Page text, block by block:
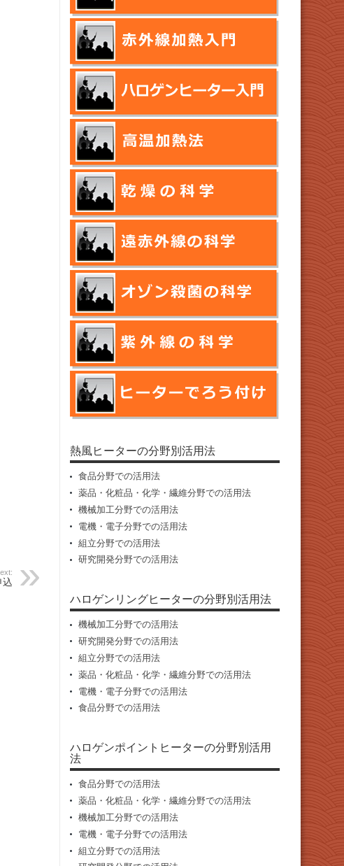
込
熱風ヒーターの分野別活用法
食品分野での活用法
薬品・化粧品・化学・繊維分野での活用法
機械加工分野での活用法
電機・電子分野での活用法
組立分野での活用法
研究開発分野での活用法
ハロゲンリングヒーターの分野別活用法
機械加工分野での活用法
研究開発分野での活用法
組立分野での活用法
薬品・化粧品・化学・繊維分野での活用法
電機・電子分野での活用法
食品分野での活用法
ハロゲンポイントヒーターの分野別活用
法
食品分野での活用法
薬品・化粧品・化学・繊維分野での活用法
機械加工分野での活用法
電機・電子分野での活用法
組立分野での活用法